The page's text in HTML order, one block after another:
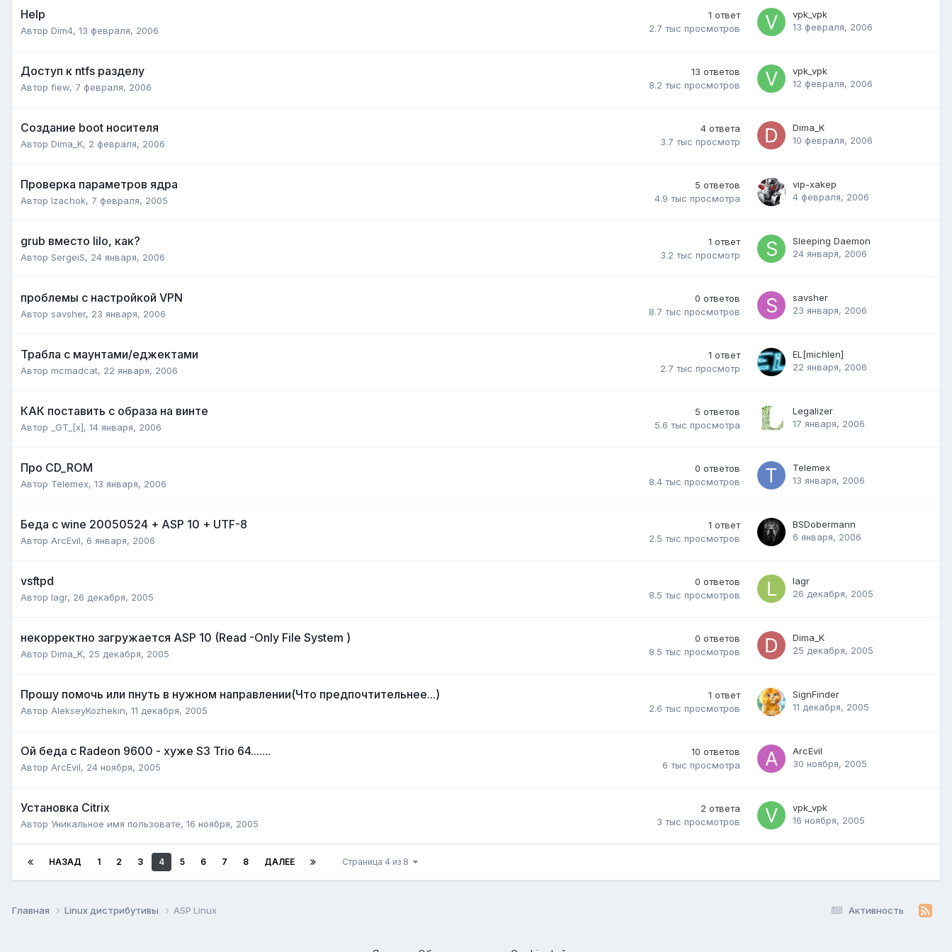
Help
Автор Dim4, 13 февраля, 2006
1 ответ
2.7 тыс просмотров
vpk_vpk
13 февраля, 2006
Доступ к ntfs разделу
Автор fiew, 7 февраля, 2006
13 ответов
8.2 тыс просмотров
vpk_vpk
12 февраля, 2006
Создание boot носителя
Автор Dima_K, 2 февраля, 2006
4 ответа
3.7 тыс просмотр
Dima_K
10 февраля, 2006
Проверка параметров ядра
Автор Izachok, 7 февраля, 2005
5 ответов
4.9 тыс просмотра
vip-xakep
4 февраля, 2006
grub вместо lilo, как?
Автор SergeiS, 24 января, 2006
1 ответ
3.2 тыс просмотр
Sleeping Daemon
24 января, 2006
проблемы с настройкой VPN
Автор savsher, 23 января, 2006
0 ответов
8.7 тыс просмотров
savsher
23 января, 2006
Трабла с маунтами/еджектами
Автор mcmadcat, 22 января, 2006
1 ответ
2.7 тыс просмотр
EL[michlen]
22 января, 2006
КАК поставить с образа на винте
Автор _GT_[x], 14 января, 2006
5 ответов
5.6 тыс просмотра
Legalizer
17 января, 2006
Про CD_ROM
Автор Telemex, 13 января, 2006
0 ответов
8.4 тыс просмотров
Telemex
13 января, 2006
Беда с wine 20050524 + ASP 10 + UTF-8
Автор ArcEvil, 6 января, 2006
1 ответ
2.5 тыс просмотров
BSDobermann
6 января, 2006
vsftpd
Автор lagr, 26 декабря, 2005
0 ответов
8.5 тыс просмотров
lagr
26 декабря, 2005
некорректно загружается ASP 10 (Read -Only File System )
Автор Dima_K, 25 декабря, 2005
0 ответов
8.5 тыс просмотров
Dima_K
25 декабря, 2005
Прошу помочь или пнуть в нужном направлении(Что предпочтительнее...)
Автор AlekseyKozhekin, 11 декабря, 2005
1 ответ
2.6 тыс просмотров
SignFinder
11 декабря, 2005
Ой беда с Radeon 9600 - хуже S3 Trio 64.......
Автор ArcEvil, 24 ноября, 2005
10 ответов
6 тыс просмотра
ArcEvil
30 ноября, 2005
Установка Citrix
Автор Уникальное имя пользовате, 16 ноября, 2005
2 ответа
3 тыс просмотров
vpk_vpk
16 ноября, 2005
НАЗАД 1 2 3 4 5 6 7 8 ДАЛЕЕ Страница 4 из 8
Активность
Главная Linux дистрибутивы ASP Linux